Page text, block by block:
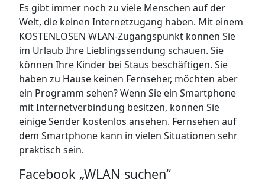
Es gibt immer noch zu viele Menschen auf der
Welt, die keinen Internetzugang haben. Mit einem
KOSTENLOSEN WLAN-Zugangspunkt können Sie
im Urlaub Ihre Lieblingssendung schauen. Sie
können Ihre Kinder bei Staus beschäftigen. Sie
haben zu Hause keinen Fernseher, möchten aber
ein Programm sehen? Wenn Sie ein Smartphone
mit Internetverbindung besitzen, können Sie
einige Sender kostenlos ansehen. Fernsehen auf
dem Smartphone kann in vielen Situationen sehr
praktisch sein.
Facebook „WLAN suchen“